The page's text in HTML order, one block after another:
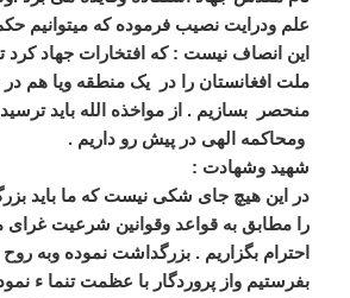
علم ودرایت نصیب فرموده که میتوانیم
این انصاف نیست : که افتخارات جهاد کرد
ملت افغانستان را در
یک منطقه ویا هم در
منحصر بسازیم . از مواخذه الله باید
ومحاکمه الهی در پیش رو داریم .
شهید وشهادت :
در این هیچ جای شکی نیست که ما باید
را مطابق به قواعد وقوانین شرعیت
احترام بگزاریم . بزرگداشت نموده وبه
بفرستیم واز پروردگار با عظمت تنما ء